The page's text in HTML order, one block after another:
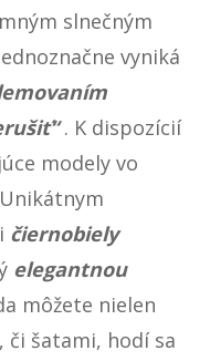
slnečným
vyniká
. K dispozícií
modely vo
Unikátnym
čiernobiely
elegantnou
môžete nielen
či šatami, hodí sa